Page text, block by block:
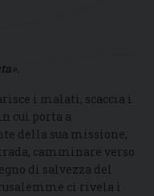
.
i malati, scaccia i
cui porta a
della sua missione,
camminare verso
di salvezza del
ci rivela i